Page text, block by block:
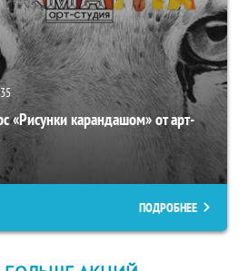
35
«Рисунки карандашом» от арт-
ПОДРОБНЕЕ